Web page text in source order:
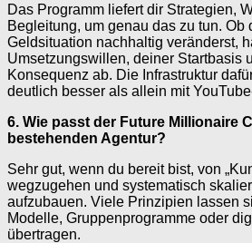
Das Programm liefert dir Strategien,
Begleitung, um genau das zu tun. Ob
Geldsituation nachhaltig veränderst,
Umsetzungswillen, deiner Startbasis
Konsequenz ab. Die Infrastruktur
deutlich besser als allein mit
6. Wie passt der Future Millionaire
bestehenden Agentur?
Sehr gut, wenn du bereit bist, von
wegzugehen und systematisch
aufzubauen. Viele Prinzipien lassen
Modelle, Gruppenprogramme oder
übertragen.